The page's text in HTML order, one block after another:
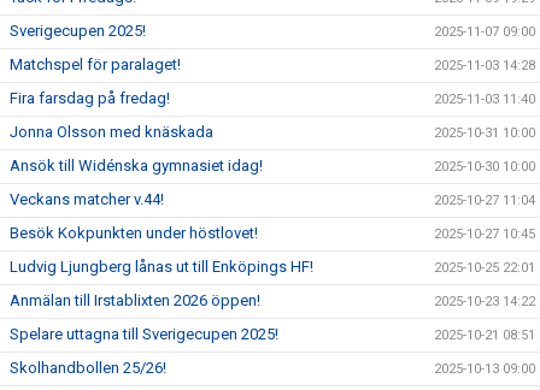
Sverigecupen 2025! 2025-11-07 09:00
Matchspel för paralaget! 2025-11-03 14:28
Fira farsdag på fredag! 2025-11-03 11:40
Jonna Olsson med knäskada 2025-10-31 10:00
Ansök till Widénska gymnasiet idag! 2025-10-30 10:00
Veckans matcher v.44! 2025-10-27 11:04
Besök Kokpunkten under höstlovet! 2025-10-27 10:45
Ludvig Ljungberg lånas ut till Enköpings HF! 2025-10-25 22:01
Anmälan till Irstablixten 2026 öppen! 2025-10-23 14:22
Spelare uttagna till Sverigecupen 2025! 2025-10-21 08:51
Skolhandbollen 25/26! 2025-10-13 09:00